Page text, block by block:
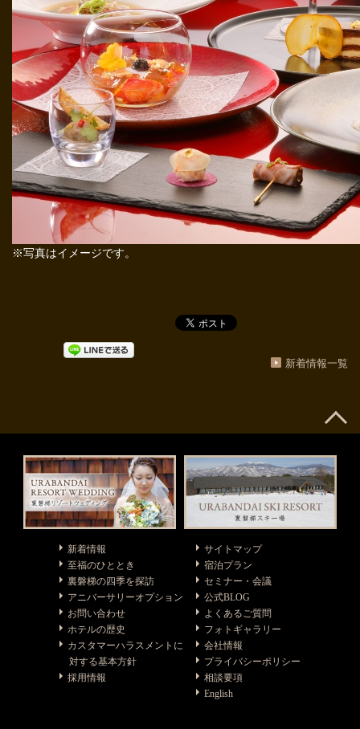
※写真はイメージです。
新着情報一覧
新着情報
至福のひととき
裏磐梯の四季を探訪
アニバーサリーオプション
お問い合わせ
ホテルの歴史
カスタマーハラスメントに
対する基本方針
採用情報
サイトマップ
宿泊プラン
セミナー・会議
公式BLOG
よくあるご質問
フォトギャラリー
会社情報
プライバシーポリシー
相談要項
English